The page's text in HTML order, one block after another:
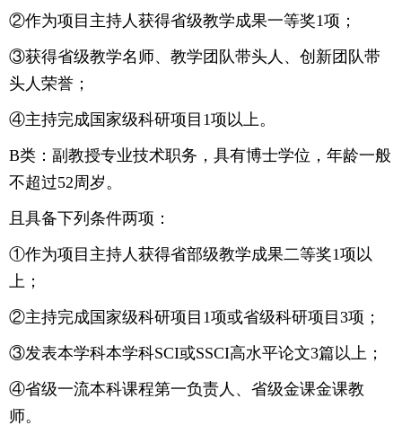
②作为项目主持人获得省级教学成果一等奖1项；
③获得省级教学名师、教学团队带头人、创新团队带
头人荣誉；
④主持完成国家级科研项目1项以上。
B类：副教授专业技术职务，具有博士学位，年龄一般
不超过52周岁。
且具备下列条件两项：
①作为项目主持人获得省部级教学成果二等奖1项以
上；
②主持完成国家级科研项目1项或省级科研项目3项；
③发表本学科本学科SCI或SSCI高水平论文3篇以上；
④省级一流本科课程第一负责人、省级金课金课教
师。